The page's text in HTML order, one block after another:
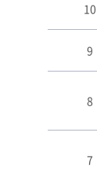
10
9
8
7